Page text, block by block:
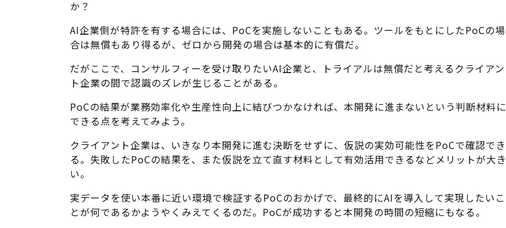
か？
AI企業側が特許を有する場合には、PoCを実施しないこともある。ツールをもとにしたPoCの場
合は無償もあり得るが、ゼロから開発の場合は基本的に有償だ。
だがここで、コンサルフィーを受け取りたいAI企業と、トライアルは無償だと考えるクライアン
ト企業の間で認識のズレが生じることがある。
PoCの結果が業務効率化や生産性向上に結びつかなければ、本開発に進まないという判断材料に
できる点を考えてみよう。
クライアント企業は、いきなり本開発に進む決断をせずに、仮説の実効可能性をPoCで確認でき
る。失敗したPoCの結果を、また仮説を立て直す材料として有効活用できるなどメリットが大き
い。
実データを使い本番に近い環境で検証するPoCのおかげで、最終的にAIを導入して実現したいこ
とが何であるかようやくみえてくるのだ。PoCが成功すると本開発の時間の短縮にもなる。